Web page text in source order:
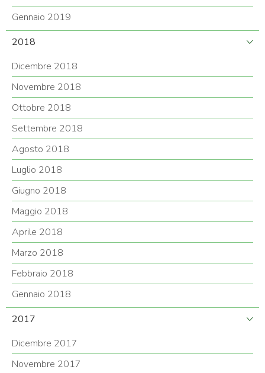
Gennaio 2019
2018
Dicembre 2018
Novembre 2018
Ottobre 2018
Settembre 2018
Agosto 2018
Luglio 2018
Giugno 2018
Maggio 2018
Aprile 2018
Marzo 2018
Febbraio 2018
Gennaio 2018
2017
Dicembre 2017
Novembre 2017